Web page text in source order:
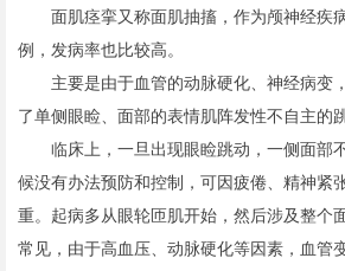
面肌痉挛又称面肌抽搐，作为颅神经疾
例，发病率也比较高。
主要是由于血管的动脉硬化、神经病变
了单侧眼睑、面部的表情肌阵发性不自主的跳
临床上，一旦出现眼睑跳动，一侧面部
候没有办法预防和控制，可因疲倦、精神紧
重。起病多从眼轮匝肌开始，然后涉及整个
常见，由于高血压、动脉硬化等因素，血管